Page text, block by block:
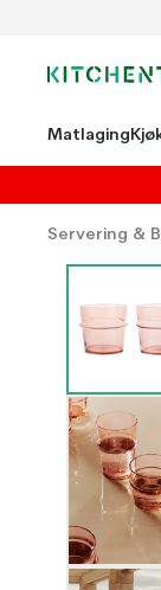
Matlaging
Servering &